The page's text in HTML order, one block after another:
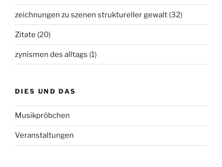
zeichnungen zu szenen struktureller gewalt (32)
Zitate (20)
zynismen des alltags (1)
DIES UND DAS
Musikpröbchen
Veranstaltungen